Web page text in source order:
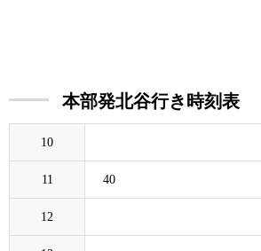
本部発北谷行き時刻表
10
11 40
12